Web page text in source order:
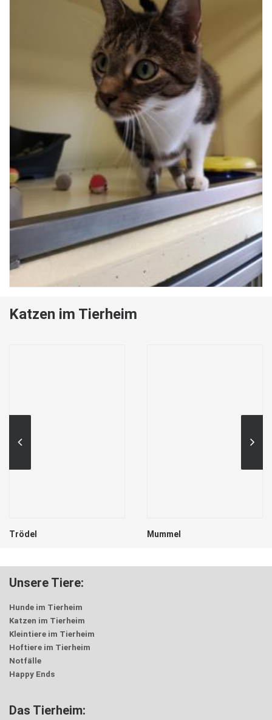
Katzen im Tierheim
Trödel Mummel
Unsere Tiere:
Hunde im Tierheim
Katzen im Tierheim
Kleintiere im Tierheim
Hoftiere im Tierheim
Notfälle
Happy Ends
Das Tierheim: